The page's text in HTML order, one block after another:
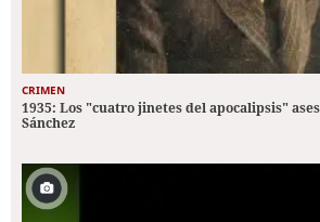
CRIMEN
1935: Los "cuatro jinetes del apocalipsis"
Sánchez